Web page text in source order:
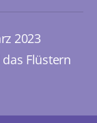
2023
Flüstern